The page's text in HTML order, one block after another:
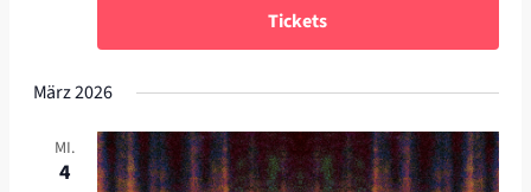
Tickets
März 2026
MI.
4